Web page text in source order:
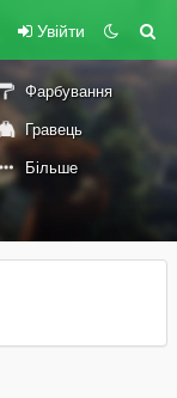
Увійти
Фарбування
Гравець
Більше